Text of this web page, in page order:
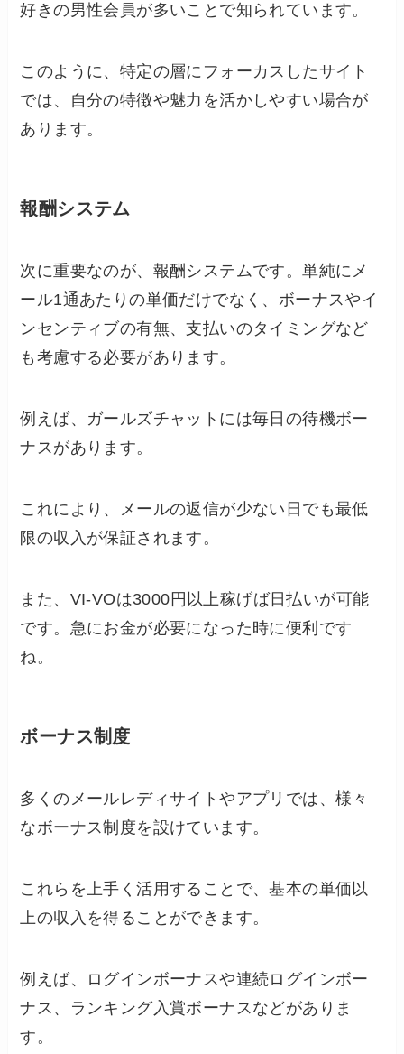
好きの男性会員が多いことで知られています。
このように、特定の層にフォーカスしたサイト
では、自分の特徴や魅力を活かしやすい場合が
あります。
報酬システム
次に重要なのが、報酬システムです。単純にメ
ール1通あたりの単価だけでなく、ボーナスやイ
ンセンティブの有無、支払いのタイミングなど
も考慮する必要があります。
例えば、ガールズチャットには毎日の待機ボー
ナスがあります。
これにより、メールの返信が少ない日でも最低
限の収入が保証されます。
また、VI-VOは3000円以上稼げば日払いが可能
です。急にお金が必要になった時に便利です
ね。
ボーナス制度
多くのメールレディサイトやアプリでは、様々
なボーナス制度を設けています。
これらを上手く活用することで、基本の単価以
上の収入を得ることができます。
例えば、ログインボーナスや連続ログインボー
ナス、ランキング入賞ボーナスなどがありま
す。